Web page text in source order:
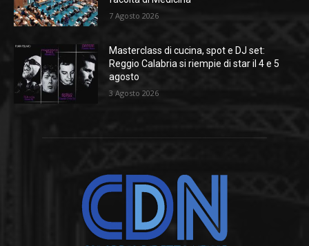
7 Agosto 2026
Masterclass di cucina, spot e DJ set:
Reggio Calabria si riempie di star il 4 e 5
agosto
3 Agosto 2026